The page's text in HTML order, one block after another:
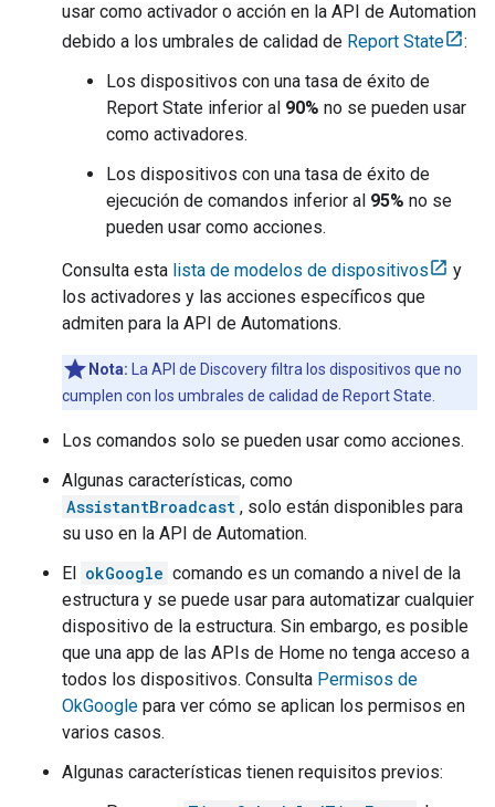
usar como activador o acción en la API de Automation
debido a los umbrales de calidad de Report State
:
Los dispositivos con una tasa de éxito de
Report State inferior al 90% no se pueden usar
como activadores.
Los dispositivos con una tasa de éxito de
ejecución de comandos inferior al 95% no se
pueden usar como acciones.
Consulta esta lista de modelos de dispositivos
y
los activadores y las acciones específicos que
admiten para la API de Automations.
Nota: La API de Discovery filtra los dispositivos que no
cumplen con los umbrales de calidad de Report State.
Los comandos solo se pueden usar como acciones.
Algunas características, como
AssistantBroadcast , solo están disponibles para
su uso en la API de Automation.
El okGoogle comando es un comando a nivel de la
estructura y se puede usar para automatizar cualquier
dispositivo de la estructura. Sin embargo, es posible
que una app de las APIs de Home no tenga acceso a
todos los dispositivos. Consulta Permisos de
OkGoogle para ver cómo se aplican los permisos en
varios casos.
Algunas características tienen requisitos previos: